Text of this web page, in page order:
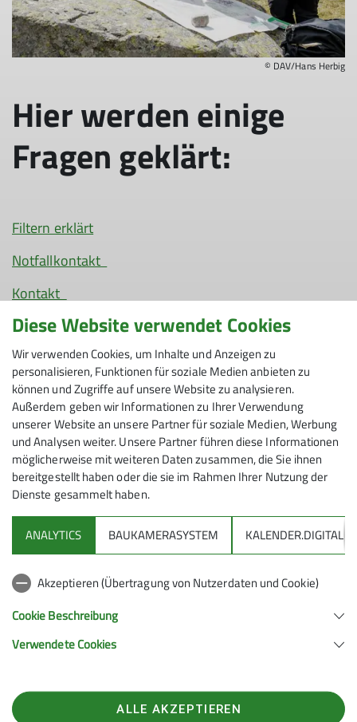
© DAV/Hans Herbig
Hier werden einige
Fragen geklärt:
Filtern erklärt
Notfallkontakt
Kontakt
Reservierungsanfrage
Anforderungen Sommer
Ausrüstungslisten
Sonstige Veranstaltungen
DAV Infos zu Bergsport allgemein
Deutscher Alpenverein (DAV) Friedrichshafen e.V.
Telefon +49754122361
Diese Website verwendet Cookies
Wir verwenden Cookies, um Inhalte und Anzeigen zu
personalisieren, Funktionen für soziale Medien anbieten zu
können und Zugriffe auf unsere Website zu analysieren.
Außerdem geben wir Informationen zu Ihrer Verwendung
unserer Website an unsere Partner für soziale Medien, Werbung
und Analysen weiter. Unsere Partner führen diese Informationen
möglicherweise mit weiteren Daten zusammen, die Sie ihnen
bereitgestellt haben oder die sie im Rahmen Ihrer Nutzung der
Dienste gesammelt haben.
ANALYTICS BAUKAMERASYSTEM KALENDER.DIGITAL
Akzeptieren (Übertragung von Nutzerdaten und Cookie)
Cookie Beschreibung
Verwendete Cookies
ALLE AKZEPTIEREN